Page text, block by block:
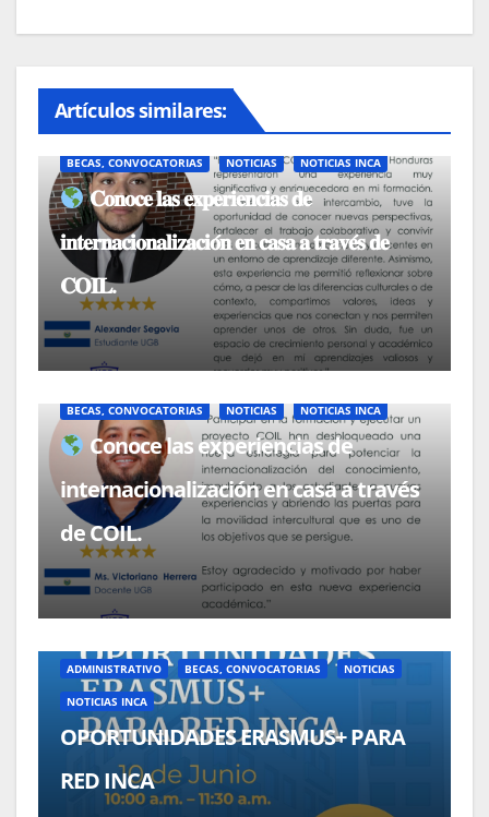
Artículos similares:
BECAS, CONVOCATORIAS NOTICIAS NOTICIAS INCA
𝐂𝐨𝐧𝐨𝐜𝐞 𝐥𝐚𝐬 𝐞𝐱𝐩𝐞𝐫𝐢𝐞𝐧𝐜𝐢𝐚𝐬 𝐝𝐞
𝐢𝐧𝐭𝐞𝐫𝐧𝐚𝐜𝐢𝐨𝐧𝐚𝐥𝐢𝐳𝐚𝐜𝐢𝐨́𝐧 𝐞𝐧 𝐜𝐚𝐬𝐚 𝐚 𝐭𝐫𝐚𝐯𝐞́𝐬 𝐝𝐞
𝐂𝐎𝐈𝐋.
BECAS, CONVOCATORIAS NOTICIAS NOTICIAS INCA
Conoce las experiencias de
internacionalización en casa a través
de COIL.
ADMINISTRATIVO BECAS, CONVOCATORIAS NOTICIAS
NOTICIAS INCA
OPORTUNIDADES ERASMUS+ PARA
RED INCA